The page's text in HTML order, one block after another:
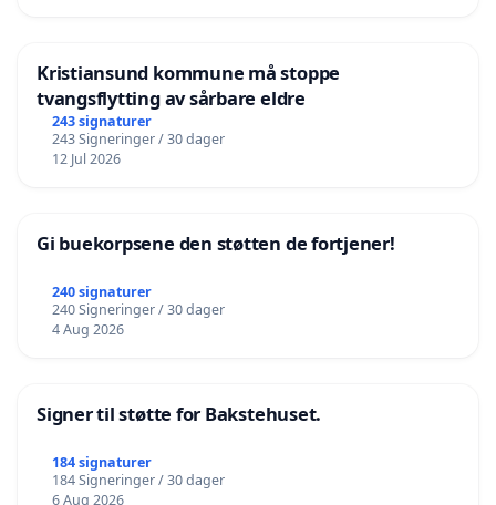
Kristiansund kommune må stoppe
tvangsflytting av sårbare eldre
243 signaturer
243 Signeringer / 30 dager
12 Jul 2026
Gi buekorpsene den støtten de fortjener!
240 signaturer
240 Signeringer / 30 dager
4 Aug 2026
Signer til støtte for Bakstehuset.
184 signaturer
184 Signeringer / 30 dager
6 Aug 2026